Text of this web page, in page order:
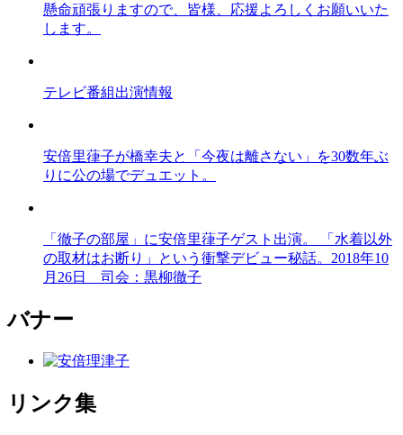
懸命頑張りますので、皆様、応援よろしくお願いいた
します。
テレビ番組出演情報
安倍里葎子が橋幸夫と「今夜は離さない」を30数年ぶ
りに公の場でデュエット。
「徹子の部屋」に安倍里葎子ゲスト出演。 「水着以外
の取材はお断り」という衝撃デビュー秘話。2018年10
月26日 司会：黒柳徹子
バナー
リンク集